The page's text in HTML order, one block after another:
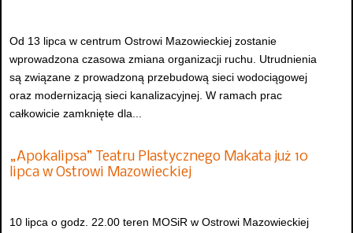
Od 13 lipca w centrum Ostrowi Mazowieckiej zostanie
wprowadzona czasowa zmiana organizacji ruchu. Utrudnienia
są związane z prowadzoną przebudową sieci wodociągowej
oraz modernizacją sieci kanalizacyjnej. W ramach prac
całkowicie zamknięte dla...
„Apokalipsa” Teatru Plastycznego Makata już 10
lipca w Ostrowi Mazowieckiej
10 lipca o godz. 22.00 teren MOSiR w Ostrowi Mazowieckiej